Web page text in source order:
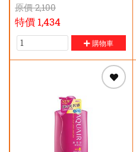
原價2,100
特價 1,434
購物車